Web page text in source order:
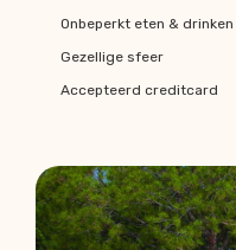
Onbeperkt eten & drinken
Gezellige sfeer
Accepteerd creditcard